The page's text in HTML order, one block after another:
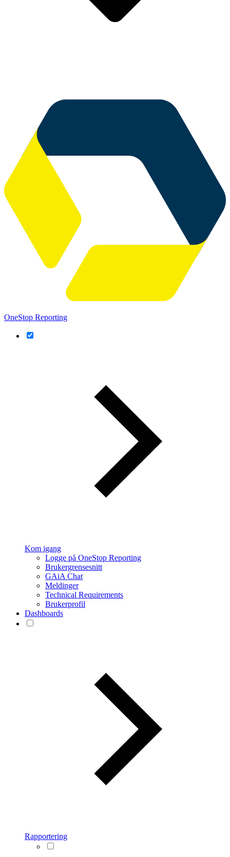
OneStop Reporting
Kom igang
Logge på OneStop Reporting
Brukergrensesnitt
GAiA Chat
Meldinger
Technical Requirements
Brukerprofil
Dashboards
Rapportering